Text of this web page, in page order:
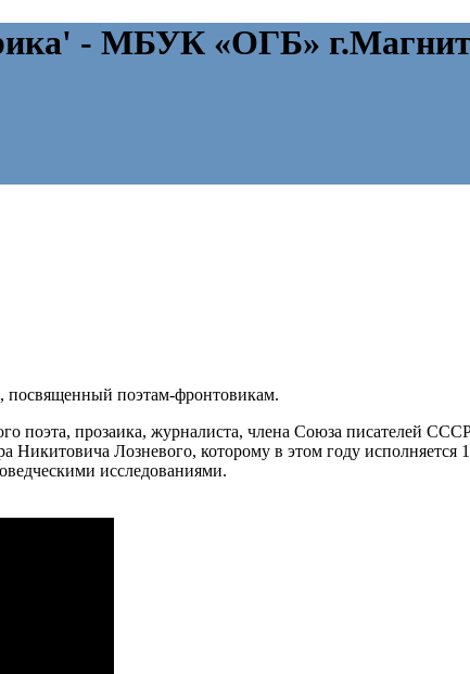
- МБУК «ОГБ»
посвященный поэтам-фронтовикам.
поэта, прозаика, журналиста, члена Союза писателей
Лозневого, которому в этом году исполняется
исследованиями.